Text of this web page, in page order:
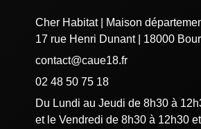
Cher Habitat | Maison
17 rue Henri Dunant | 18000
contact@caue18.fr
02 48 50 75 18
Du Lundi au Jeudi de 8h30 à
et le Vendredi de 8h30 à 12h30